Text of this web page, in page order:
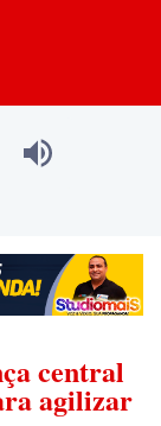
central
agilizar